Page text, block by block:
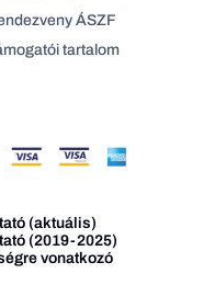
ÁSZF
tartalom
(aktuális)
(2019-2025)
vonatkozó